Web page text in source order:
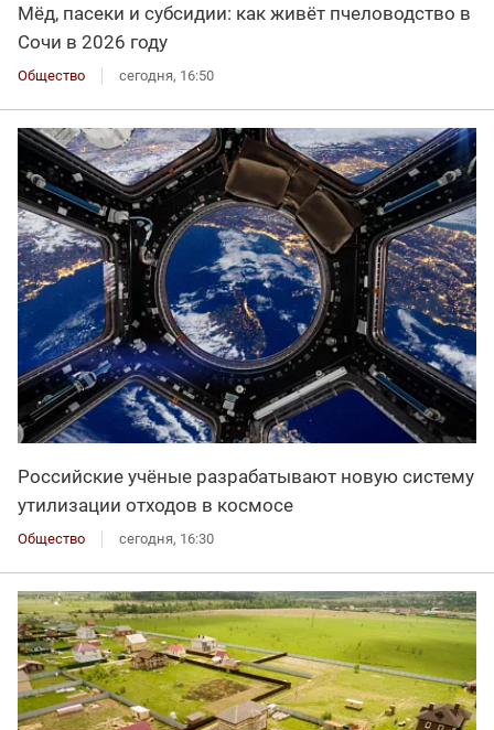
Мёд, пасеки и субсидии: как живёт пчеловодство в
Сочи в 2026 году
Общество сегодня, 16:50
Российские учёные разрабатывают новую систему
утилизации отходов в космосе
Общество сегодня, 16:30